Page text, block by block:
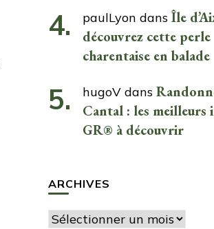
paulLyon dans Île
découvrez cette perle
charentaise en balade
hugoVdans
Cantal : les meilleurs
GR® à découvrir
ARCHIVES
Archives